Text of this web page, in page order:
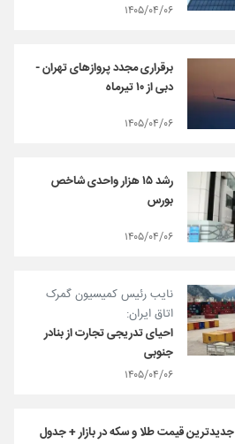
۱۴۰۵/۰۴/۰۶
برقراری مجدد پروازهای تهران -
دبی از ۱۰ تیرماه
۱۴۰۵/۰۴/۰۶
رشد ۱۵ هزار واحدی شاخص
بورس
۱۴۰۵/۰۴/۰۶
نایب رئیس کمیسیون گمرک
اتاق ایران:
احیای تدریجی تجارت از بنادر
جنوبی
۱۴۰۵/۰۴/۰۶
جدیدترین قیمت طلا و سکه در بازار + جدول